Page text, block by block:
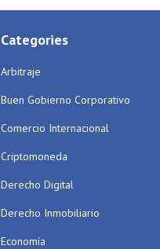
Categories
Arbitraje
Buen Gobierno Corporativo
Comercio Internacional
Criptomoneda
Derecho Digital
Derecho Inmobiliario
Economía